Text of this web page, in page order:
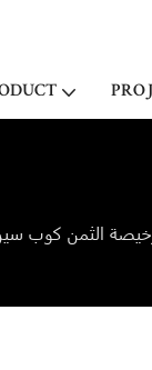
الثمن كوب